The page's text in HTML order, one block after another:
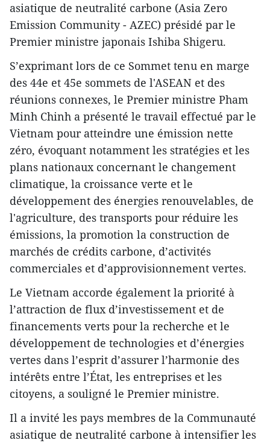
asiatique de neutralité carbone (Asia Zero
Emission Community - AZEC) présidé par le
Premier ministre japonais Ishiba Shigeru.
S’exprimant lors de ce Sommet tenu en marge
des 44e et 45e sommets de l'ASEAN et des
réunions connexes, le Premier ministre Pham
Minh Chinh a présenté le travail effectué par le
Vietnam pour atteindre une émission nette
zéro, évoquant notamment les stratégies et les
plans nationaux concernant le changement
climatique, la croissance verte et le
développement des énergies renouvelables, de
l'agriculture, des transports pour réduire les
émissions, la promotion la construction de
marchés de crédits carbone, d’activités
commerciales et d’approvisionnement vertes.
Le Vietnam accorde également la priorité à
l’attraction de flux d’investissement et de
financements verts pour la recherche et le
développement de technologies et d’énergies
vertes dans l’esprit d’assurer l’harmonie des
intérêts entre l’État, les entreprises et les
citoyens, a souligné le Premier ministre.
Il a invité les pays membres de la Communauté
asiatique de neutralité carbone à intensifier les